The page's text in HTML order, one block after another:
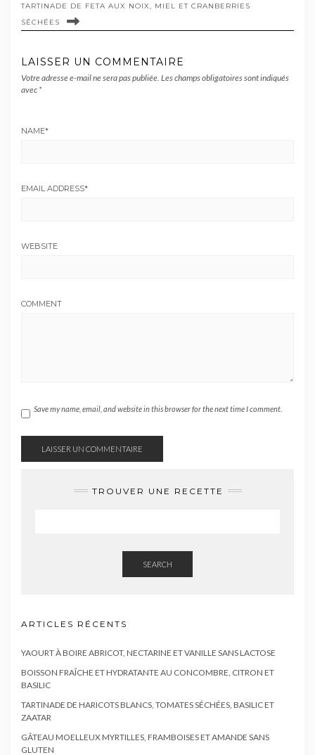
TARTINADE DE FETA AUX NOIX, MIEL ET CRANBERRIES
SÉCHÉES
LAISSER UN COMMENTAIRE
Votre adresse e-mail ne sera pas publiée. Les champs obligatoires sont indiqués
avec *
NAME*
EMAIL ADDRESS*
WEBSITE
COMMENT
Save my name, email, and website in this browser for the next time I comment.
TROUVER UNE RECETTE
SEARCH
ARTICLES RÉCENTS
YAOURT À BOIRE ABRICOT, NECTARINE ET VANILLE SANS LACTOSE
BOISSON FRAÎCHE ET HYDRATANTE AU CONCOMBRE, CITRON ET
BASILIC
TARTINADE DE HARICOTS BLANCS, TOMATES SÉCHÉES, BASILIC ET
ZAATAR
GÂTEAU MOELLEUX MYRTILLES, FRAMBOISES ET AMANDE SANS
GLUTEN